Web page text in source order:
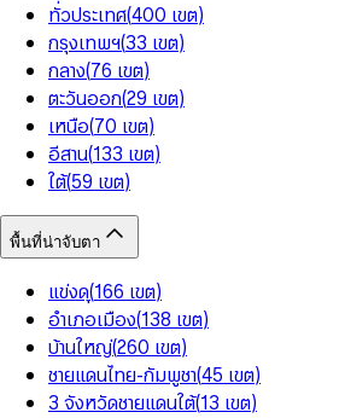
ทั่วประเทศ(400 เขต)
กรุงเทพฯ(33 เขต)
กลาง(76 เขต)
ตะวันออก(29 เขต)
เหนือ(70 เขต)
อีสาน(133 เขต)
ใต้(59 เขต)
พื้นที่น่าจับตา
แข่งดุ(166 เขต)
อำเภอเมือง(138 เขต)
บ้านใหญ่(260 เขต)
ชายแดนไทย-กัมพูชา(45 เขต)
3 จังหวัดชายแดนใต้(13 เขต)